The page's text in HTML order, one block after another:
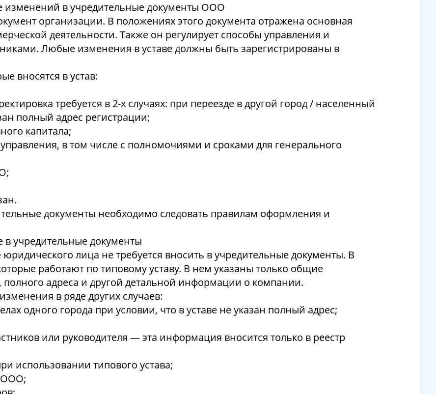
изменений в учредительные документы ООО
организации. В положениях этого документа отражена основная
деятельности. Также он регулирует способы управления и
Любые изменения в уставе должны быть зарегистрированы в
вносятся в устав:
требуется в 2-х случаях: при переезде в другой город / населенный
полный адрес регистрации;
капитала;
в том числе с полномочиями и сроками для генерального
документы необходимо следовать правилам оформления и
учредительные документы
лица не требуется вносить в учредительные документы. В
работают по типовому уставу. В нем указаны только общие
адреса и другой детальной информации о компании.
в ряде других случаев:
одного города при условии, что в уставе не указан полный адрес;
или руководителя — эта информация вносится только в реестр
использовании типового устава;
ООО;